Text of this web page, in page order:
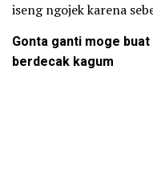
iseng ngojek karena
Gonta ganti moge
berdecak kagum